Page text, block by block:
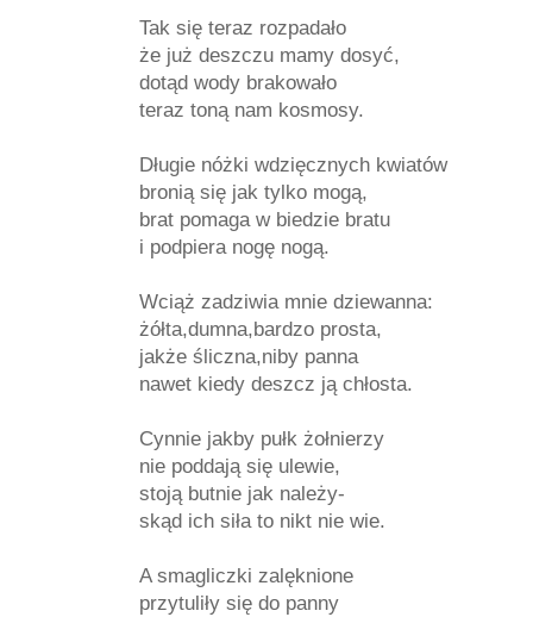
Tak się teraz rozpadało
że już deszczu mamy dosyć,
dotąd wody brakowało
teraz toną nam kosmosy.
Długie nóżki wdzięcznych kwiatów
bronią się jak tylko mogą,
brat pomaga w biedzie bratu
i podpiera nogę nogą.
Wciąż zadziwia mnie dziewanna:
żółta,dumna,bardzo prosta,
jakże śliczna,niby panna
nawet kiedy deszcz ją chłosta.
Cynnie jakby pułk żołnierzy
nie poddają się ulewie,
stoją butnie jak należy-
skąd ich siła to nikt nie wie.
A smagliczki zalęknione
przytuliły się do panny